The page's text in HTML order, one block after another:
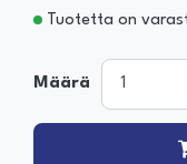
Tuotetta on
Määrä